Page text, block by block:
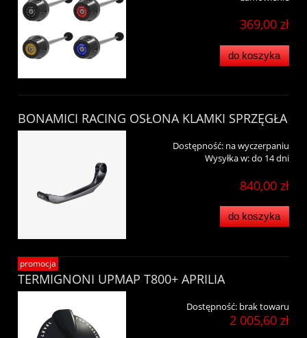
369,00 zł
do koszyka
BONAMICI RACING OSŁONA KLAMKI SPRZĘGŁA
Dostępność: na wyczerpaniu
Wysyłka w:do 14 dni
840,00 zł
do koszyka
TERMIGNONI UPMAP T800+ APRILIA
Dostępność: brak towaru
2 005,60 zł
promocja